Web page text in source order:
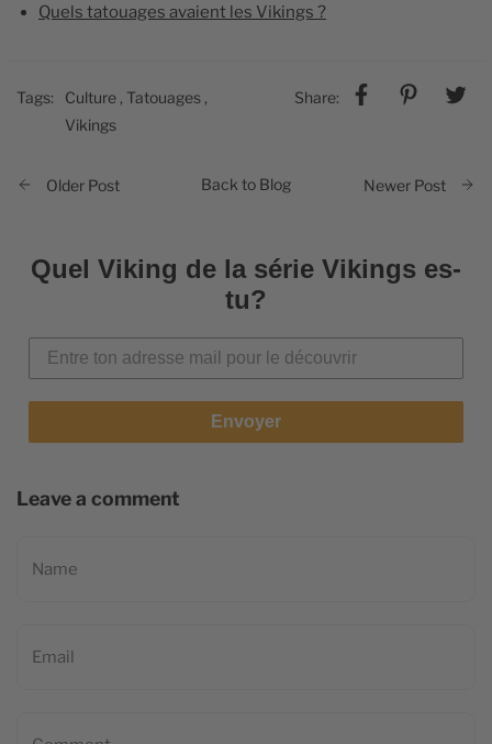
Quels tatouages avaient les Vikings ?
Tags: Culture , Tatouages ,
Vikings
Share:
Older Post Back to Blog Newer Post
Quel Viking de la série Vikings es-
tu?
Envoyer
Leave a comment